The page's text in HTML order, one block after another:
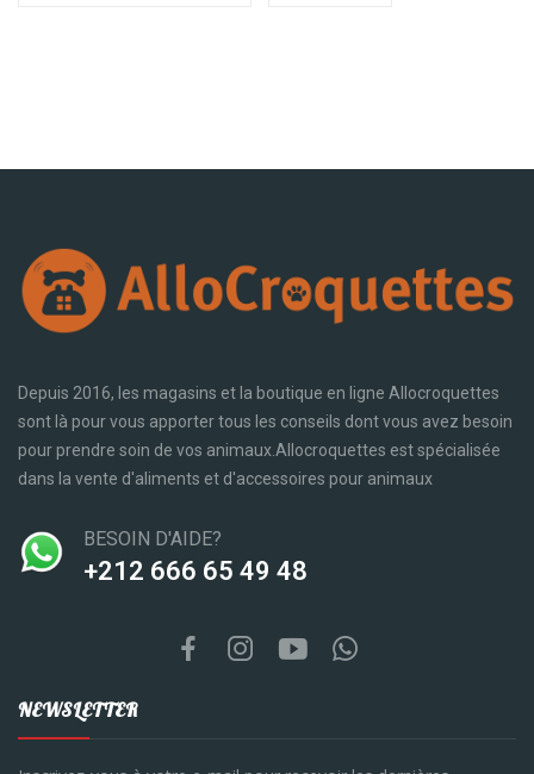
Depuis 2016, les magasins et la boutique en ligne Allocroquettes
sont là pour vous apporter tous les conseils dont vous avez besoin
pour prendre soin de vos animaux.Allocroquettes est spécialisée
dans la vente d'aliments et d'accessoires pour animaux
BESOIN D'AIDE?
‪+212 666 65 49 48‬
NEWSLETTER